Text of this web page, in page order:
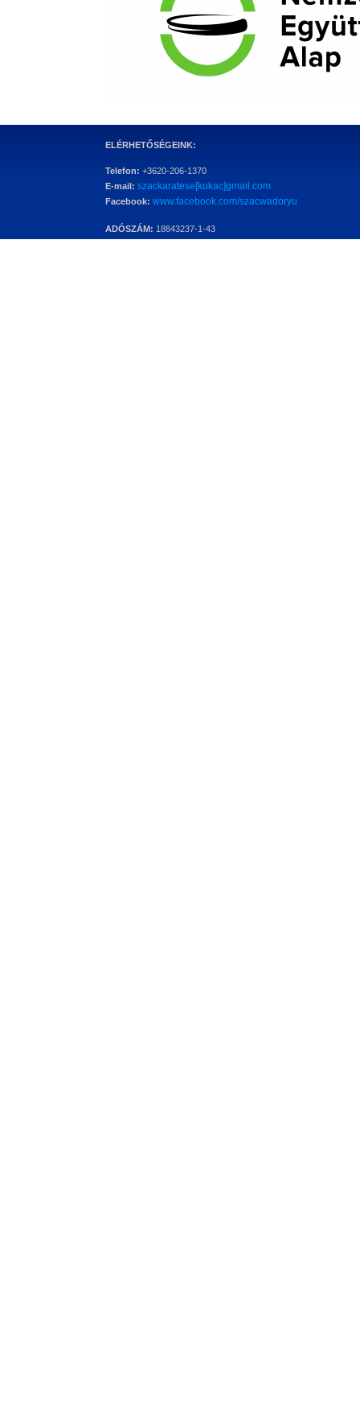
ELÉRHETŐSÉGEINK:
Telefon: +3620-206-1370
E-mail: szackaratese[kukac]gmail.com
Facebook: www.facebook.com/szacwadoryu
ADÓSZÁM: 18843237-1-43